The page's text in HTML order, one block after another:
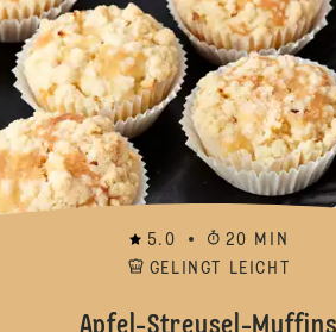
5.0
20 MIN
GELINGT LEICHT